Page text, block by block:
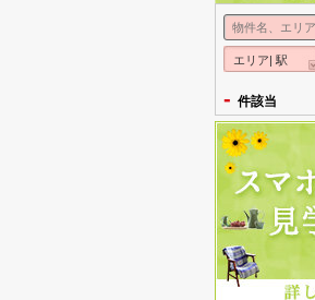
エリア| 駅
- 件該当